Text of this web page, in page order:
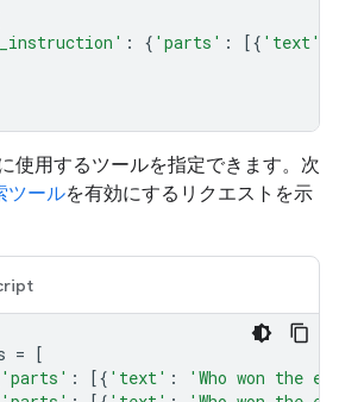
: { 'parts' : [{ 'text'
使用するツールを指定できます。次
ツールを有効にするリクエストを示
= [
'parts' : [{ 'text' :
'Who won the